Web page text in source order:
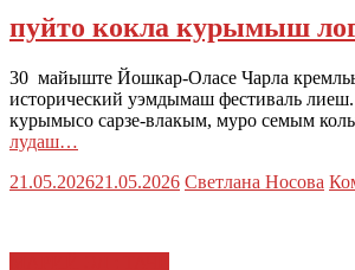
пуйто кокла курымыш
30 майыште Йошкар-Оласе Чарла
исторический уэмдымаш фестиваль
курымысо сарзе-влакым, муро семым
лудаш…
21.05.202621.05.2026 Светлана Носова